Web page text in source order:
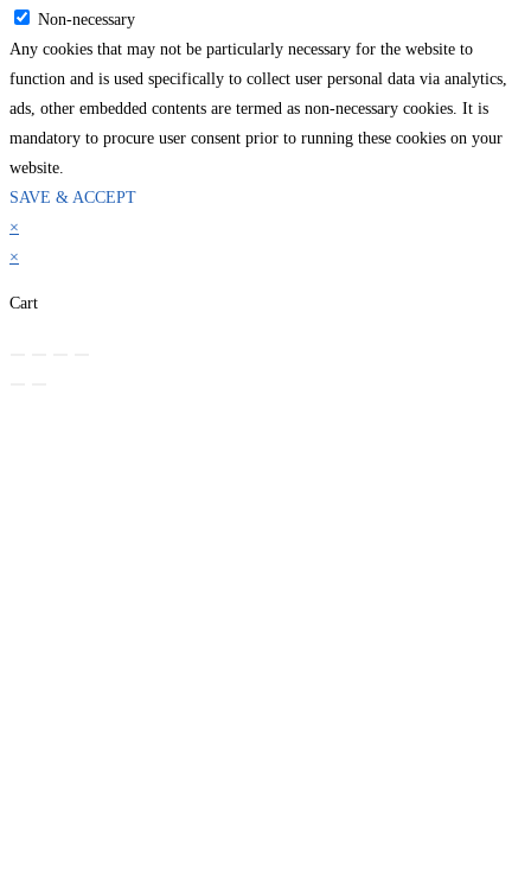
Non-necessary
Any cookies that may not be particularly necessary for the website to
function and is used specifically to collect user personal data via analytics,
ads, other embedded contents are termed as non-necessary cookies. It is
mandatory to procure user consent prior to running these cookies on your
website.
SAVE & ACCEPT
×
×
Cart